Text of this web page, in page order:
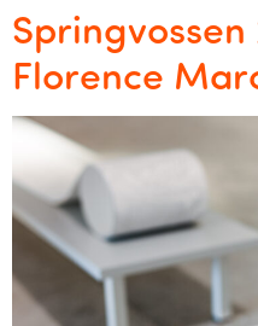
Florence